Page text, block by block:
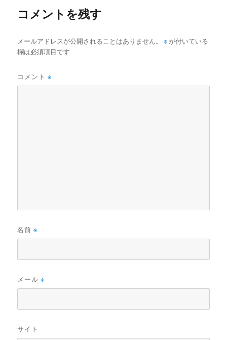
コメントを残す
メールアドレスが公開されることはありません。 ※ が付いている
欄は必須項目です
コメント※
名前※
メール※
サイト